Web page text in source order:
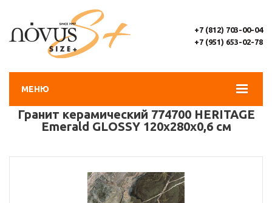
МЕНЮ
+7 (812) 703-00-04
+7 (951) 653-02-78
Гранит керамический 774700 HERITAGE
Emerald GLOSSY 120x280x0,6 см